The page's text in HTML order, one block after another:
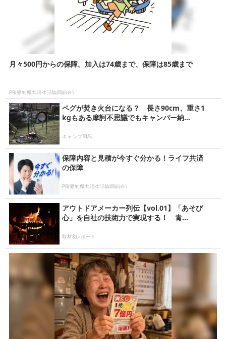
月々500円からの保障。加入は74歳まで、保障は85歳まで
PR(愛知県共済生活協同組合)
ペグが焚き火台になる？ 長さ90cm、重さ1
kgもある摩訶不思議でもキャンパー納...
キャンプ用品
保障内容と見積が今すぐ分かる！ライフ共済
の保障
PR(愛知県共済生活協同組合)
アウトドアメーカー列伝【vol.01】「あそび
心」を自社の技術力で実現する！ 青...
取材&レポート